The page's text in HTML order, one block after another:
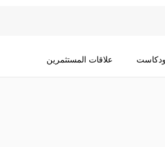
علاقات المستثمرين